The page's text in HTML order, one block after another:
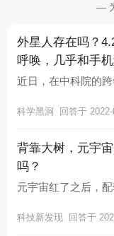
属，投靠境内
年、每年在中国
月并有稳定生活
扩展资料中国移
管理工作，根据
实施细则的有关
法。2、外国人在
是指外国人在中
证》是获得在中
—
外星人存在吗？
呼唤，几乎和手
近日，在中科院的
介绍了了一些科普知
科学黑洞 回答于
背靠大树，元宇
吗？
元宇宙红了之后，
顶梁柱之一，但真正
科技新发现 回答于